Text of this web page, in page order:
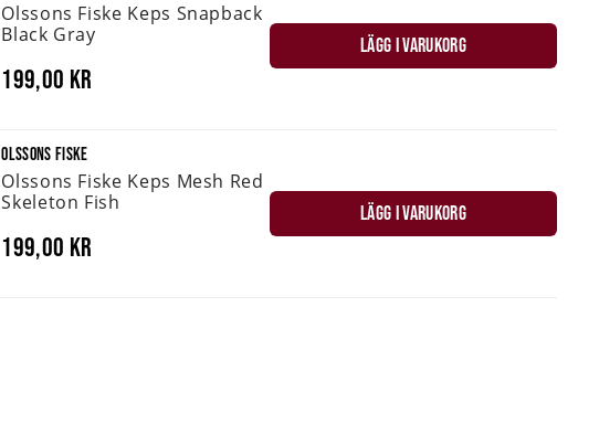
Olssons Fiske Keps Snapback
Black Gray
199,00 kr
LÄGG I VARUKORG
OLSSONS FISKE
Olssons Fiske Keps Mesh Red
Skeleton Fish
199,00 kr
LÄGG I VARUKORG